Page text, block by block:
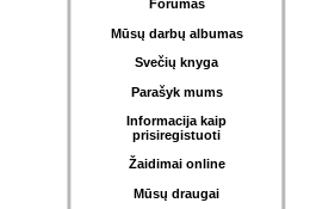
Forumas
Mūsų darbų albumas
Svečių knyga
Parašyk mums
Informacija kaip
prisiregistuoti
Žaidimai online
Mūsų draugai